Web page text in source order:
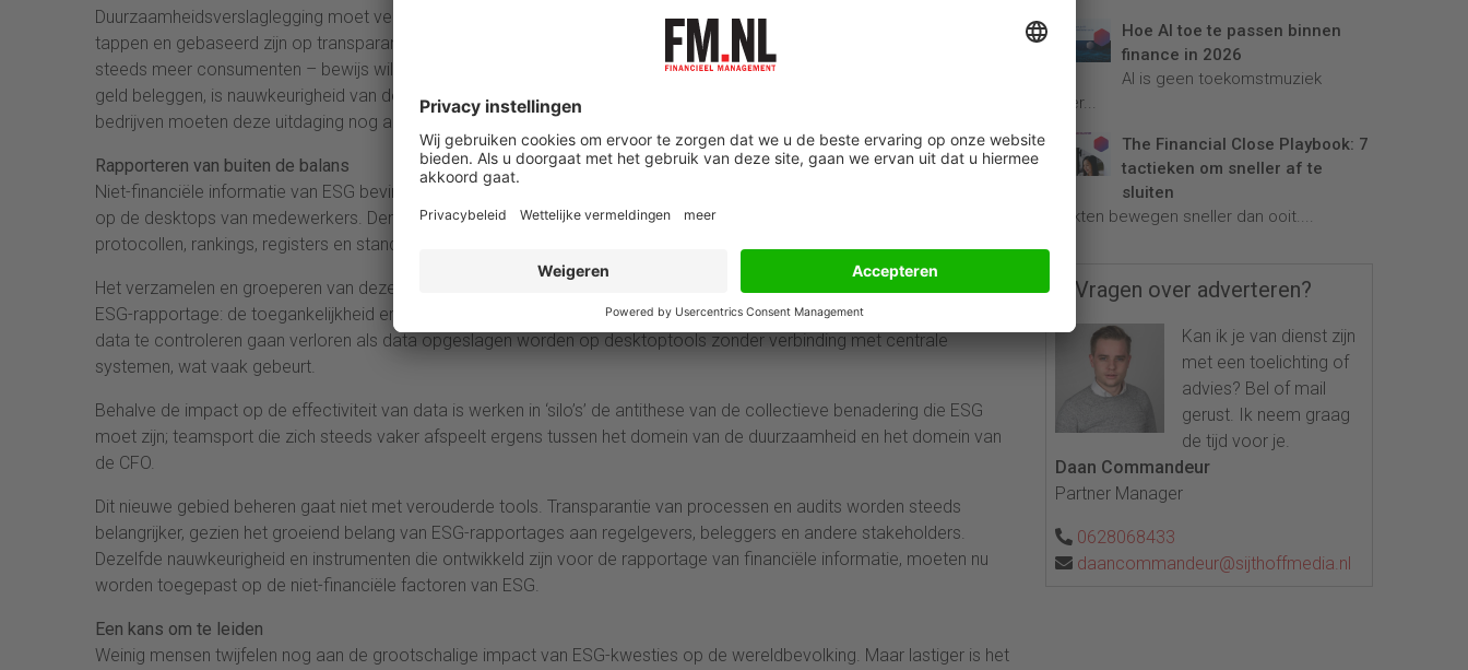
Duurzaamheidsverslaglegging moet verder ontwikkelen, en snel. Echte ESG-rapportage moet uit een heel ander vaatje
tappen en gebaseerd zijn op transparante, onweerlegbare en controleerbare data. Als allerlei stakeholders – waaronder
steeds meer consumenten – bewijs willen zien van niet-financiële informatie van bedrijven waar ze hun zuurverdiende
geld beleggen, is nauwkeurigheid van de ESG-rapportage even cruciaal als die van de financiële rapportage. Veel
bedrijven moeten deze uitdaging nog adequaat oppakken.
Rapporteren van buiten de balans
Niet-financiële informatie van ESG bevindt zich overal in een organisatie, variërend van speciale systemen tot bestanden
op de desktops van medewerkers. Denk aan de overvloed aan ESG-meetmethoden, frameworks, richtlijnen,
protocollen, rankings, registers en standaarden, en je begrijpt de complexiteit van ESG-rapportage.
Het verzamelen en groeperen van deze gegevens is een enorme beproeving voor de kernprincipes van de effectieve
ESG-rapportage: de toegankelijkheid en de beschikbaarheid van data. Audit trails, transparantie en de mogelijkheid om
data te controleren gaan verloren als data opgeslagen worden op desktoptools zonder verbinding met centrale
systemen, wat vaak gebeurt.
Behalve de impact op de effectiviteit van data is werken in ‘silo’s’ de antithese van de collectieve benadering die ESG
moet zijn; teamsport die zich steeds vaker afspeelt ergens tussen het domein van de duurzaamheid en het domein van
de CFO.
Dit nieuwe gebied beheren gaat niet met verouderde tools. Transparantie van processen en audits worden steeds
belangrijker, gezien het groeiend belang van ESG-rapportages aan regelgevers, beleggers en andere stakeholders.
Dezelfde nauwkeurigheid en instrumenten die ontwikkeld zijn voor de rapportage van financiële informatie, moeten nu
worden toegepast op de niet-financiële factoren van ESG.
Een kans om te leiden
Weinig mensen twijfelen nog aan de grootschalige impact van ESG-kwesties op de wereldbevolking. Maar lastiger is het
Hoe AI toe te passen binnen
finance in 2026
AI is geen toekomstmuziek
meer...
The Financial Close Playbook: 7
tactieken om sneller af te
sluiten
Markten bewegen sneller dan ooit....
Vragen over adverteren?
Kan ik je van dienst zijn
met een toelichting of
advies? Bel of mail
gerust. Ik neem graag
de tijd voor je.
Daan Commandeur
Partner Manager
0628068433
daancommandeur@sijthoffmedia.nl